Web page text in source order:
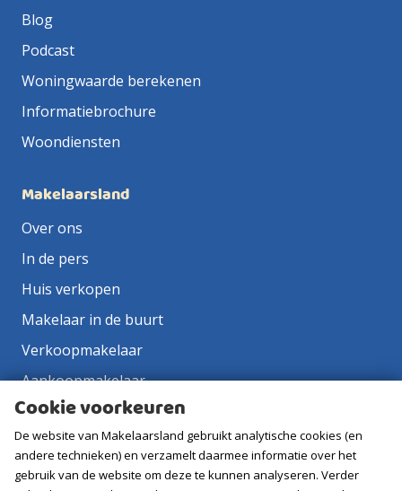
Blog
Podcast
Woningwaarde berekenen
Informatiebrochure
Woondiensten
Makelaarsland
Over ons
In de pers
Huis verkopen
Makelaar in de buurt
Verkoopmakelaar
Aankoopmakelaar
Contact
Vacatures
Cookie voorkeuren
De website van Makelaarsland gebruikt analytische cookies (en
andere technieken) en verzamelt daarmee informatie over het
gebruik van de website om deze te kunnen analyseren. Verder